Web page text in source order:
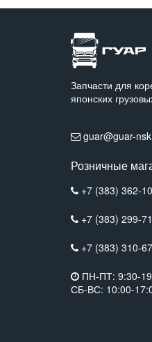
Запчасти для
японских
guar@guar-
Розничные
+7 (383) 362-
+7 (383) 299-
+7 (383) 310-
ПН-ПТ: 9:30-
СБ-ВС: 10:00-